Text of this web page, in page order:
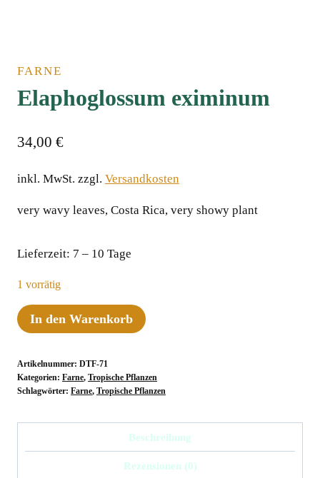
FARNE
Elaphoglossum eximinum
34,00 €
inkl. MwSt. zzgl. Versandkosten
very wavy leaves, Costa Rica, very showy plant
Lieferzeit: 7 – 10 Tage
1 vorrätig
Elaphoglossum
eximinum
In den Warenkorb
Artikelnummer: DTF-71
Kategorien: Farne, Tropische Pflanzen
Schlagwörter: Farne, Tropische Pflanzen
Beschreibung
Rezensionen (0)